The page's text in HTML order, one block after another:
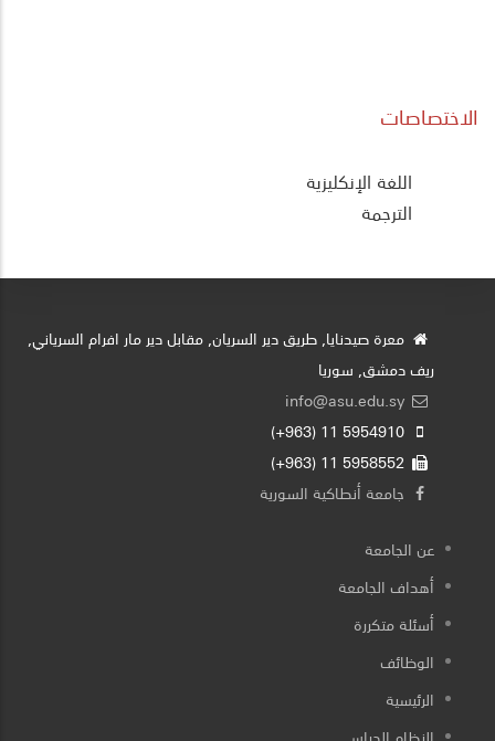
الاختصاصات
Literatureاللغة الإنكليزية
الترجمة
معرة صيدنايا, طريق دير السريان, مقابل دير مار افرام السرياني,
ريف دمشق, سوريا
جامعة أنطاكية السورية
عن الجامعة
أهداف الجامعة
أسئلة متكررة
الوظائف
الرئيسية